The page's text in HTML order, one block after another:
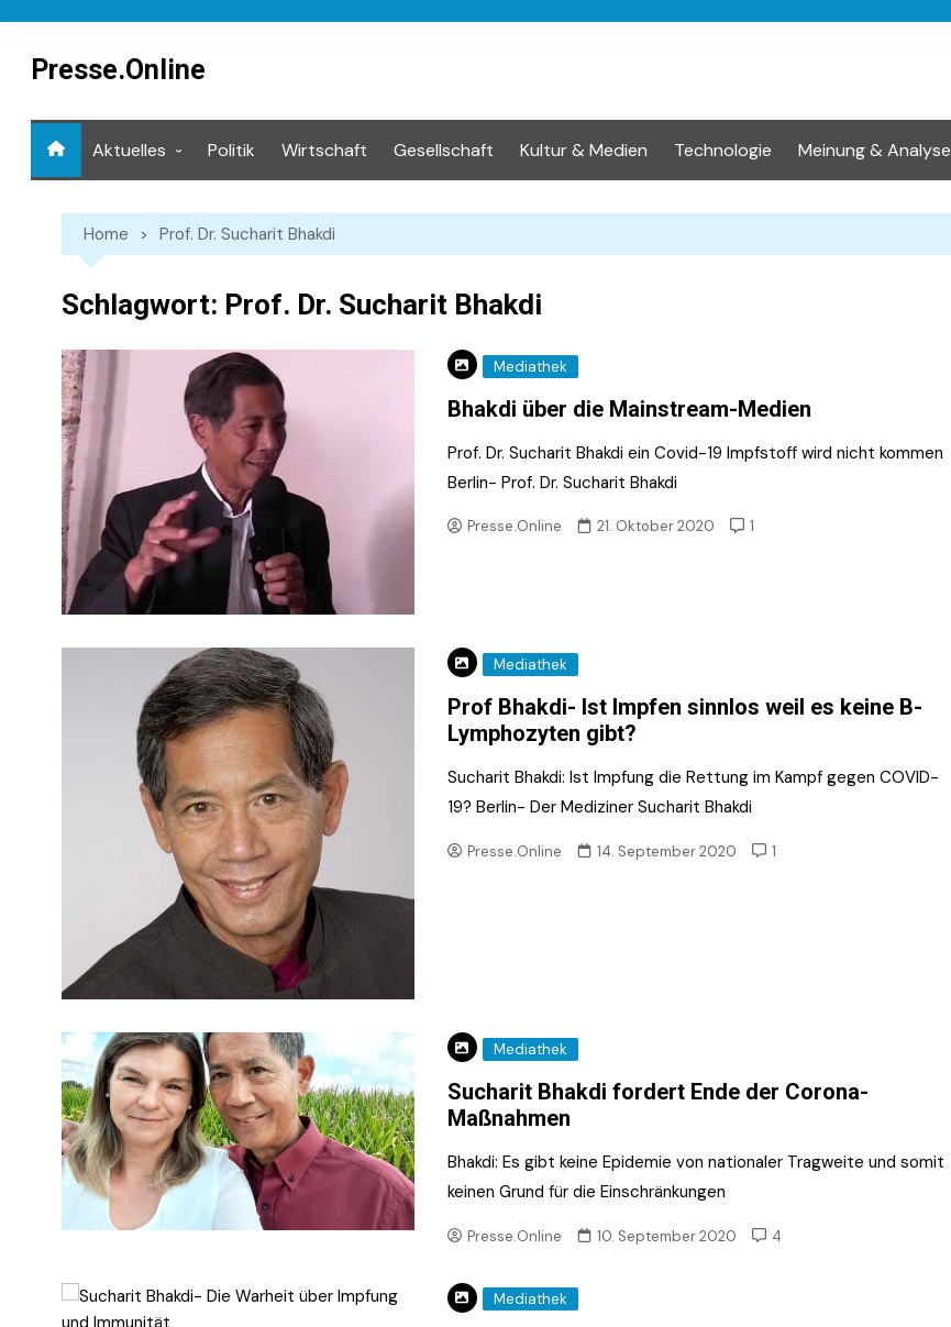
contentPresse.Online
Aktuelles Politik Wirtschaft Gesellschaft Kultur & Medien Technologie Meinung & Analyse
Home Prof. Dr. Sucharit Bhakdi
Schlagwort: Prof. Dr. Sucharit Bhakdi
Mediathek
Bhakdi über die Mainstream-Medien
Prof. Dr. Sucharit Bhakdi ein Covid-19 Impfstoff wird nicht kommen
Berlin- Prof. Dr. Sucharit Bhakdi
Presse.Online 21. Oktober 2020 1
Mediathek
Prof Bhakdi- Ist Impfen sinnlos weil es keine B-
Lymphozyten gibt?
Sucharit Bhakdi: Ist Impfung die Rettung im Kampf gegen COVID-
19? Berlin- Der Mediziner Sucharit Bhakdi
Presse.Online 14. September 2020 1
Mediathek
Sucharit Bhakdi fordert Ende der Corona-
Maßnahmen
Bhakdi: Es gibt keine Epidemie von nationaler Tragweite und somit
keinen Grund für die Einschränkungen
Presse.Online 10. September 2020 4
Mediathek